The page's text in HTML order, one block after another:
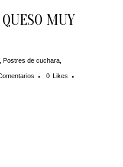
MUY
Postres de cuchara
0 Likes